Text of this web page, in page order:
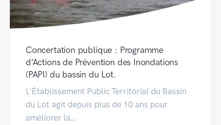
Concertation publique : Programme
d’Actions de Prévention des Inondations
(PAPI) du bassin du Lot.
L'Établissement Public Territorial du Bassin
du Lot agit depuis plus de 10 ans pour
améliorer la…